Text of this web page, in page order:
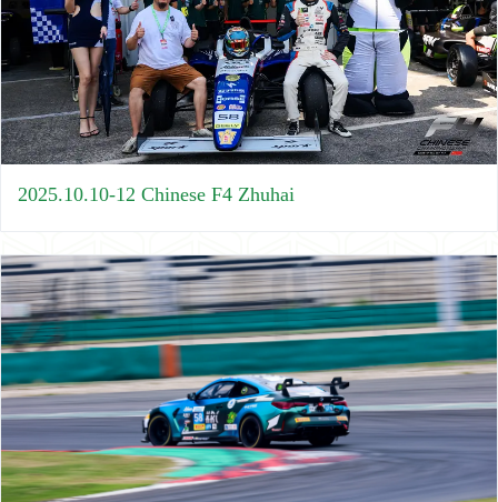
2025.10.10-12 Chinese F4 Zhuhai